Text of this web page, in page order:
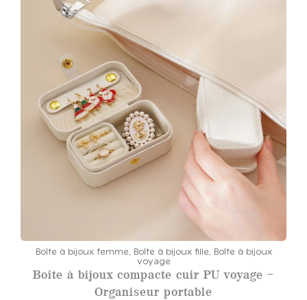
Boîte à bijoux femme, Boîte à bijoux fille, Boîte à bijoux
voyage
Boîte à bijoux compacte cuir PU voyage –
Organiseur portable